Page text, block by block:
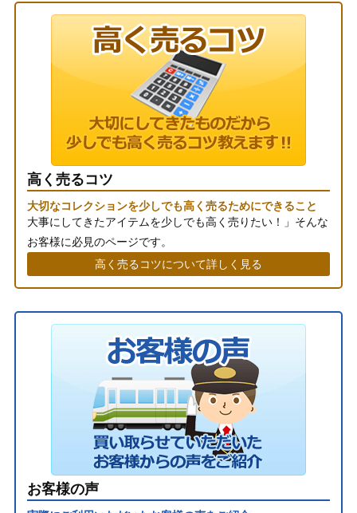
高く売るコツ
大切なコレクションを少しでも高く売るためにできること
大事にしてきたアイテムを少しでも高く売りたい！」そんな
お客様に必見のページです。
高く売るコツについて詳しく見る
お客様の声